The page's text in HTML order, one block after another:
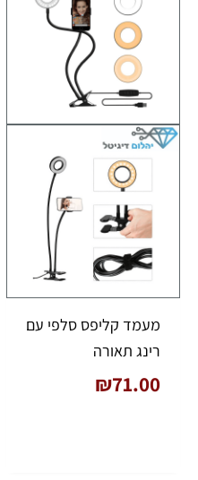
מעמד קליפס סלפי עם
רינג תאורה
₪71.00